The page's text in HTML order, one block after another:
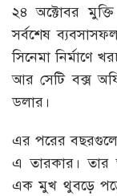
২৪ অক্টোবর
সর্বশেষ
সিনেমা নির্মাণে
আর সেটি বক্স
ডলার।
এর পরের
এ তারকার। তার
এক মুখ থুবড়ে পড়ে